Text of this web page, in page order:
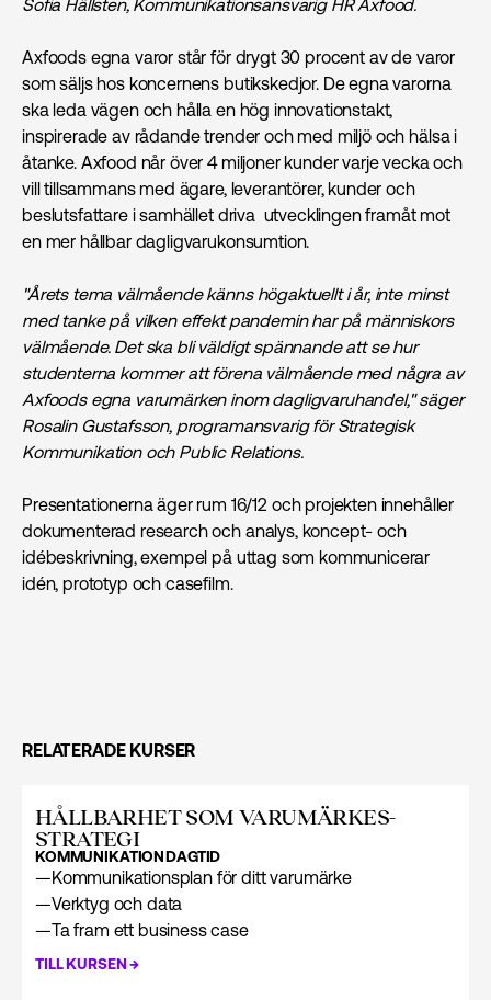
Sofia Hällsten, Kommunikations­ansvarig HR Axfood.
Axfoods egna varor står för drygt 30 procent av de varor
som säljs hos koncernens butikskedjor. De egna varorna
ska leda vägen och hålla en hög innovationstakt,
inspirerade av rådande trender och med miljö och hälsa i
åtanke. Axfood når över 4 miljoner kunder varje vecka och
vill tillsammans med ägare, leverantörer, kunder och
beslutsfattare i samhället driva utvecklingen framåt mot
en mer hållbar dagligvarukonsumtion.
"Årets tema välmående känns högaktuellt i år, inte minst
med tanke på vilken effekt pandemin har på människors
välmående. Det ska bli väldigt spännande att se hur
studenterna kommer att förena välmående med några av
Axfoods egna varumärken inom dagligvaruhandel," säger
Rosalin Gustafsson, programansvarig för Strategisk
Kommunikation och Public Relations.
Presentationerna äger rum 16/12 och projekten innehåller
dokumenterad research och analys, koncept- och
idébeskrivning, exempel på uttag som kommunicerar
idén, prototyp och casefilm.
RELATERADE KURSER
HÅLLBARHET SOM VARUMÄRKES­
STRATEGI
KOMMUNIKATIONDAGTID
—Kommunikationsplan för ditt varumärke
—Verktyg och data
—Ta fram ett business case
TILL KURSEN→